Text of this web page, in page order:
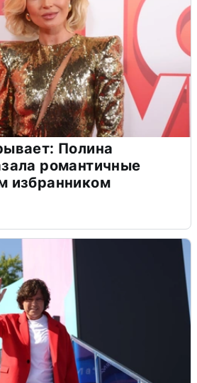
Полина
романтичные
избранником